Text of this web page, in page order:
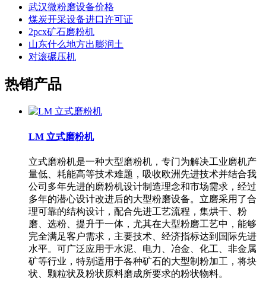
武汉微粉磨设备价格
煤炭开采设备进口许可证
2pcx矿石磨粉机
山东什么地方出膨润土
对滚碾压机
热销产品
LM 立式磨粉机
立式磨粉机是一种大型磨粉机，专门为解决工业磨机产
量低、耗能高等技术难题，吸收欧洲先进技术并结合我
公司多年先进的磨粉机设计制造理念和市场需求，经过
多年的潜心设计改进后的大型粉磨设备。立磨采用了合
理可靠的结构设计，配合先进工艺流程，集烘干、粉
磨、选粉、提升于一体，尤其在大型粉磨工艺中，能够
完全满足客户需求，主要技术、经济指标达到国际先进
水平。可广泛应用于水泥、电力、冶金、化工、非金属
矿等行业，特别适用于各种矿石的大型制粉加工，将块
状、颗粒状及粉状原料磨成所要求的粉状物料。